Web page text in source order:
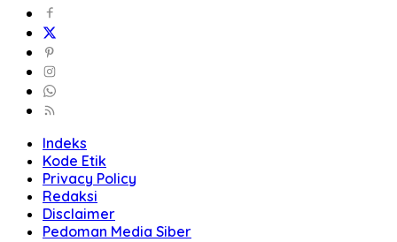
Indeks
Kode Etik
Privacy Policy
Redaksi
Disclaimer
Pedoman Media Siber